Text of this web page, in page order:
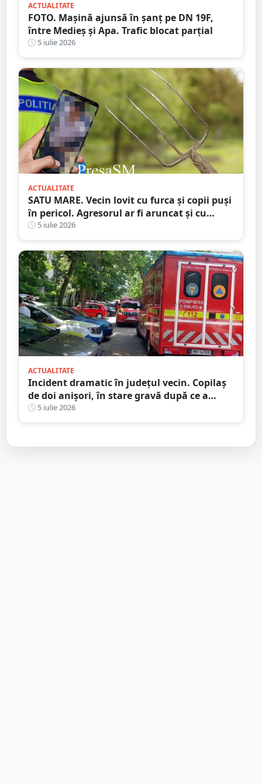
ACTUALITATE
FOTO. Mașină ajunsă în șanț pe DN 19F,
între Medieș și Apa. Trafic blocat parțial
5 iulie 2026
ACTUALITATE
SATU MARE. Vecin lovit cu furca și copii puși
în pericol. Agresorul ar fi aruncat și cu
bolovani în curtea familiei
5 iulie 2026
ACTUALITATE
Incident dramatic în județul vecin. Copilaș
de doi anișori, în stare gravă după ce a
căzut de la etaj
5 iulie 2026